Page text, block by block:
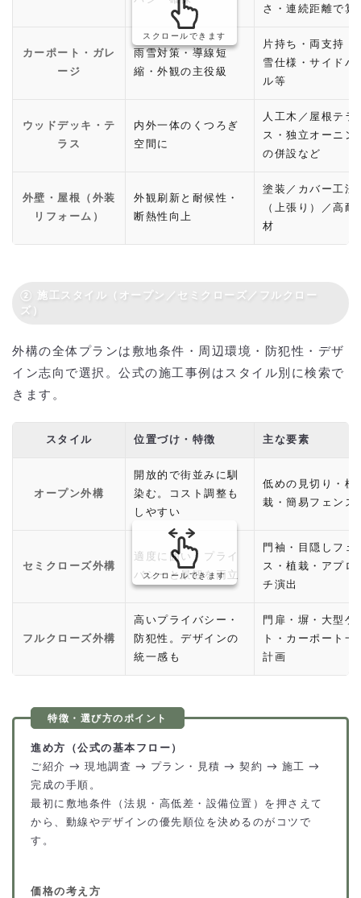
さ・連続距離で算
カーポート・ガレ
ージ
雨雪対策・導線短
縮・外観の主役級
片持ち・両支持・
雪仕様・サイドパ
ル等
ウッドデッキ・テ
ラス
内外一体のくつろぎ
空間に
人工木／屋根テラ
ス・独立オーニン
の併設など
外壁・屋根（外装
リフォーム）
外観刷新と耐候性・
断熱性向上
塗装／カバー工法
（上張り）／高耐
材
スクロールできます
② 施工スタイル（オープン／セミクローズ／フルクロー
ズ）
外構の全体プランは敷地条件・周辺環境・防犯性・デザ
イン志向で選択。公式の施工事例はスタイル別に検索で
きます。
スタイル 位置づけ・特徴 主な要素
オープン外構
開放的で街並みに馴
染む。コスト調整も
しやすい
低めの見切り・植
栽・簡易フェンス
セミクローズ外構
適度に囲い、プライ
バシーと景観を両立
門袖・目隠しフェ
ス・植栽・アプロ
チ演出
フルクローズ外構
高いプライバシー・
防犯性。デザインの
統一感も
門扉・塀・大型ゲ
ト・カーポート一
計画
スクロールできます
進め方（公式の基本フロー）
ご紹介 → 現地調査 → プラン・見積 → 契約 → 施工 →
完成の手順。
最初に敷地条件（法規・高低差・設備位置）を押さえて
から、動線やデザインの優先順位を決めるのがコツで
す。
価格の考え方